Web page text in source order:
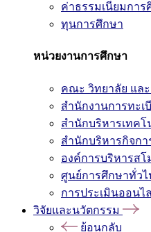
ค่าธรรมเนียมการ
ทุนการศึกษา
หน่วยงานการศึกษา
คณะ วิทยาลัย แล
สำนักงานการทะเ
สำนักบริหารเทคโ
สำนักบริหารกิจก
องค์การบริหารส
ศูนย์การศึกษาทั่วไ
การประเมินออนไ
วิจัยและนวัตกรรม
ย้อนกลับ